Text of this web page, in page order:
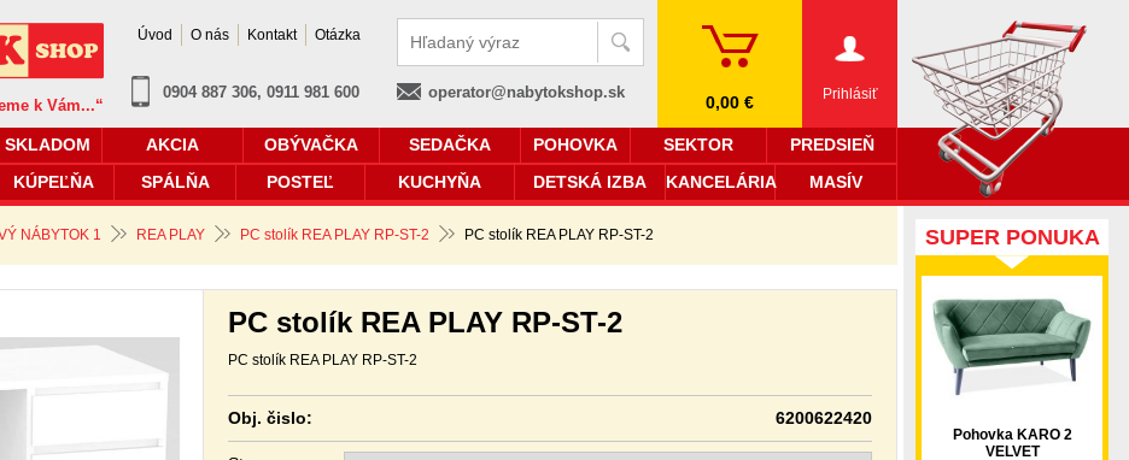
k Vám...“
0904 887 306, 0911 981 600 operator@nabytokshop.sk Prihlásiť
0,00 €
NÁBYTOK 1 REA PLAY PC stolík REA PLAY RP-ST-2 PC stolík REA PLAY RP-ST-2
PC stolík REA PLAY RP-ST-2
PC stolík REA PLAY RP-ST-2
Obj. čislo: 6200622420
SUPER PONUKA
Pohovka KARO 2
VELVET
SKLADOM AKCIA OBÝVAČKA SEDAČKA POHOVKA SEKTOR
PREDSIEŇ
KÚPEĽŇA
SPÁLŇA POSTEĽ KUCHYŇA DETSKÁ IZBA KANCELÁRIA MASÍV
Úvod O nás Kontakt Otázka